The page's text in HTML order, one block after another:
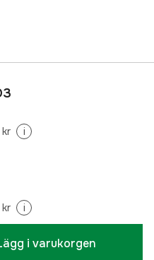
i
i
i varukorgen